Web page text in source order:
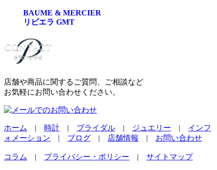
BAUME & MERCIER
リビエラ GMT
店舗や商品に関するご質問、ご相談など
お気軽にお問い合わせください。
ホーム | 時計 | ブライダル | ジュエリー | インフ
ォメーション | ブログ | 店舗情報 | お問い合わせ
コラム | プライバシー・ポリシー | サイトマップ